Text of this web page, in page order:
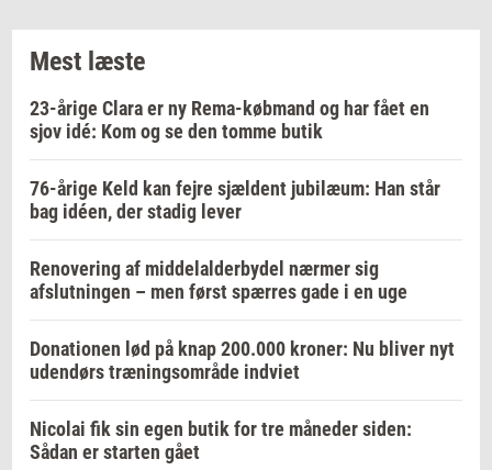
Mest læste
23-årige Clara er ny Rema-købmand og har fået en
sjov idé: Kom og se den tomme butik
76-årige Keld kan fejre sjældent jubilæum: Han står
bag idéen, der stadig lever
Renovering af middelalderbydel nærmer sig
afslutningen – men først spærres gade i en uge
Donationen lød på knap 200.000 kroner: Nu bliver nyt
udendørs træningsområde indviet
Nicolai fik sin egen butik for tre måneder siden:
Sådan er starten gået